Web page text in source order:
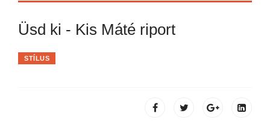
Üsd ki - Kis Máté riport
STÍLUS